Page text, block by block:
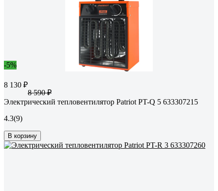
-5%
8 130 ₽
8 590 ₽
Электрический тепловентилятор Patriot PT-Q 5 633307215
4.3(9)
В корзину